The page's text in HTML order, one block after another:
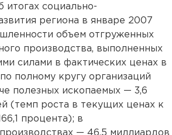
итогах социально-
региона в январе 2007
объем отгруженных
производства, выполненных
силами в фактических ценах в
полному кругу организаций
полезных ископаемых — 3,6
(темп роста в текущих ценах к
процента); в
— 46,5 миллиардов